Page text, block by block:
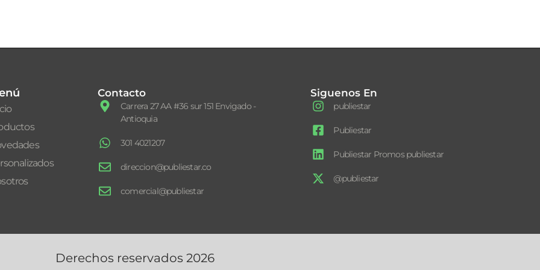
Contacto
Carrera 27 AA #36 sur 151 Envigado -
Antioquia
301 4021207
direccion@publiestar.co
comercial@publiestar
Siguenos En
publiestar
Publiestar
Publiestar Promos publiestar
@publiestar
Derechos reservados 2026